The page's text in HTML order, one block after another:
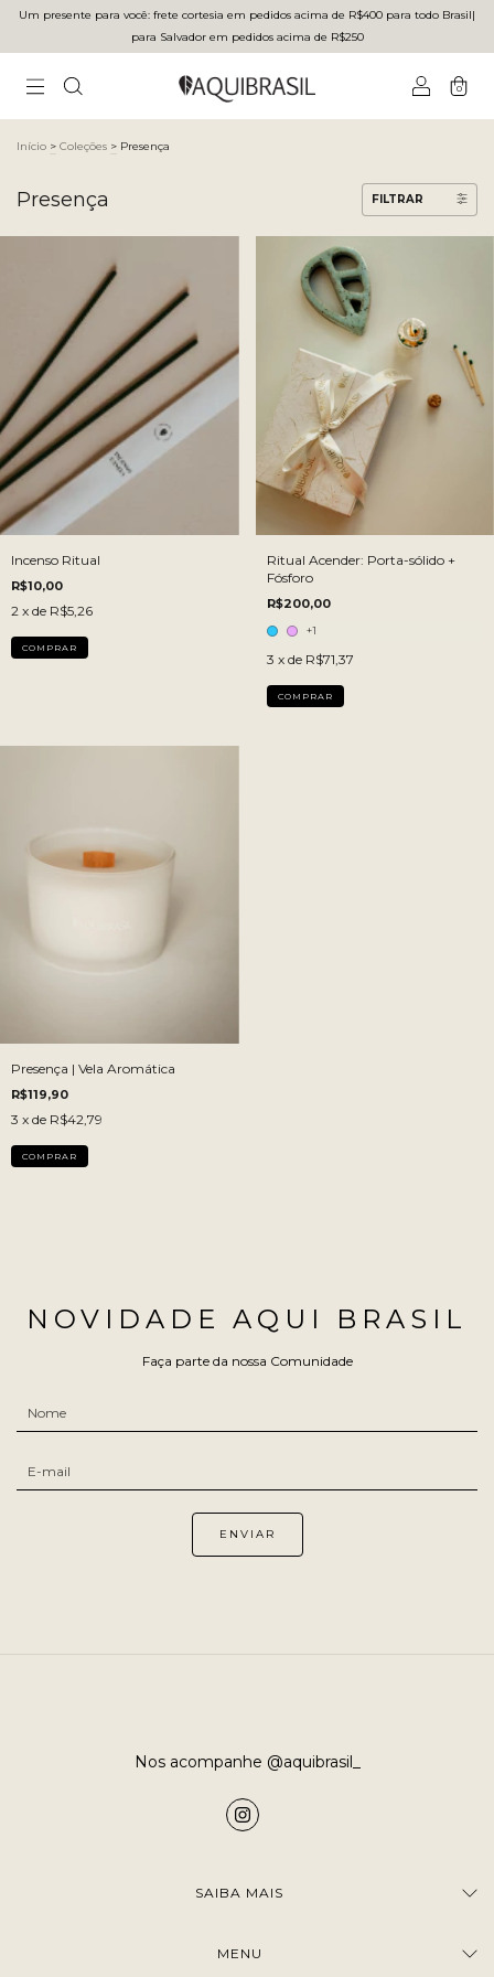
Um presente para você: frete cortesia em pedidos acima de R$400 para todo Brasilㅤ|ㅤ
para Salvador em pedidos acima de R$250
0
Início > Coleções > Presença
Presença FILTRAR
Incenso Ritual
R$10,00
2 x de R$5,26
Ritual Acender: Porta-sólido +
Fósforo
R$200,00
+1
3 x de R$71,37
COMPRAR
Presença | Vela Aromática
R$119,90
3 x de R$42,79
COMPRAR
NOVIDADE AQUI BRASIL
Faça parte da nossa Comunidade
Nos acompanhe @aquibrasil_
SAIBA MAIS
MENU